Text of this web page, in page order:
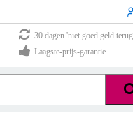
30 dagen 'niet goed geld
Laagste-prijs-garantie